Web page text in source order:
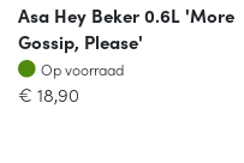
Asa Hey Beker 0.6L 'more
Gossip, Please'
Op voorraad
Op voorraad
€ 18,90